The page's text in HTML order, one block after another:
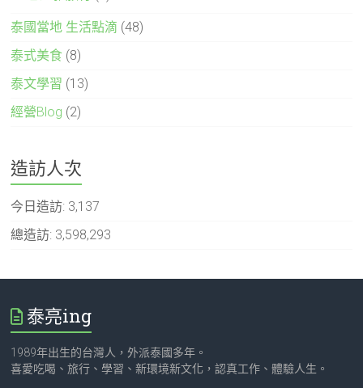
泰國當地 生活點滴 (48)
泰式美食 (8)
泰文學習 (13)
經營Blog (2)
造訪人次
今日造訪: 3,137
總造訪: 3,598,293
泰亮ing
1989年出生的台灣人，外派泰國多年。
喜愛吃喝、旅行、學習、新環境新文化，認真工作、體驗人生。